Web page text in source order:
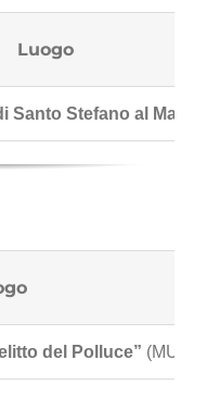
Luogo
Santo Stefano al Mare
del Polluce”